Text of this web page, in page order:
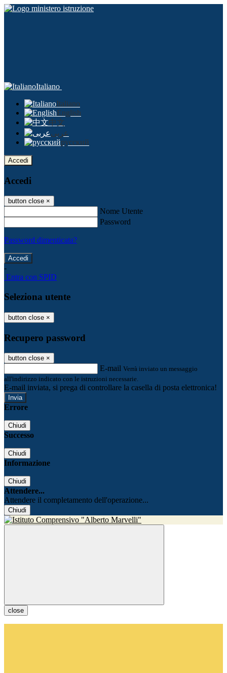
Italiano
Italiano
English
中文
عربى
русский
Accedi
Accedi
button close ×
Nome Utente
Password
Password dimenticata?
-
Entra con SPID
Seleziona utente
button close ×
Recupero password
button close ×
E-mail Verrà inviato un messaggio
all'indirizzo indicato con le istruzioni necessarie.
E-mail inviata, si prega di controllare la casella di posta elettronica!
Errore
Chiudi
Successo
Chiudi
Informazione
Chiudi
Attendere...
Attendere il completamento dell'operazione...
Chiudi
close